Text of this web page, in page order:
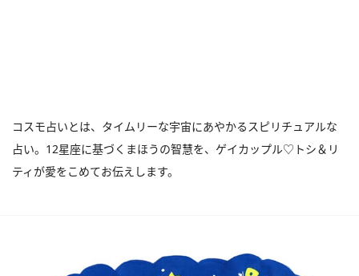
コスモ占いとは、タイムリーな宇宙にあやかるスピリチュアルな
占い。12星座に基づくまほうの智慧を、ゲイカップル♡トシ＆リ
ティが愛をこめてお伝えします。